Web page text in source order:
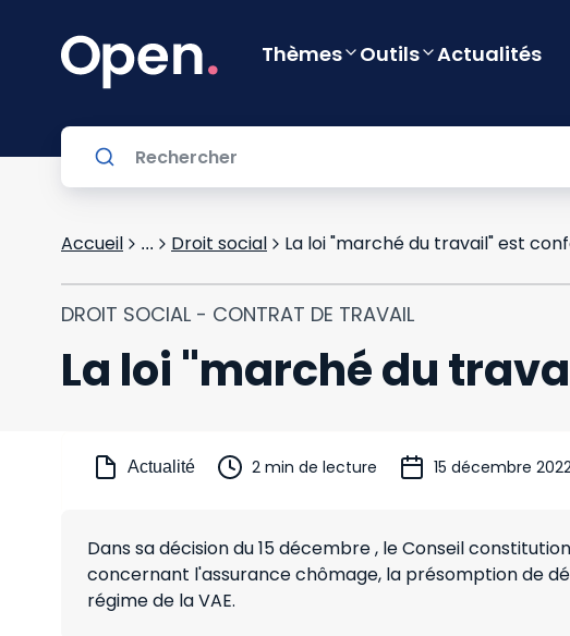
Thèmes Outils Actualités
Accueil ... Droit social La loi "marché du travail" est
DROIT SOCIAL - CONTRAT DE TRAVAIL
La loi "marché du
Actualité 2 min de lecture 15 décembre
Dans sa décision du 15 décembre , le Conseil
concernant l'assurance chômage, la présomption de
régime de la VAE.